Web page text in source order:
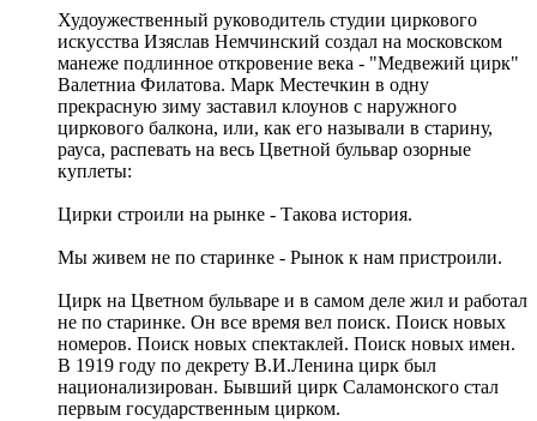
Худоужественный руководитель студии циркового
искусства Изяслав Немчинский создал на московском
манеже подлинное откровение века - "Медвежий цирк"
Валетниа Филатова. Марк Местечкин в одну
прекрасную зиму заставил клоунов с наружного
циркового балкона, или, как его называли в старину,
рауса, распевать на весь Цветной бульвар озорные
куплеты:
Цирки строили на рынке - Такова история.
Мы живем не по старинке - Рынок к нам пристроили.
Цирк на Цветном бульваре и в самом деле жил и работал
не по старинке. Он все время вел поиск. Поиск новых
номеров. Поиск новых спектаклей. Поиск новых имен.
В 1919 году по декрету В.И.Ленина цирк был
национализирован. Бывший цирк Саламонского стал
первым государственным цирком.